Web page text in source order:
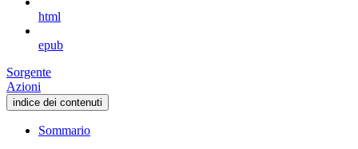
html
epub
Sorgente
Azioni
indice dei contenuti
Sommario